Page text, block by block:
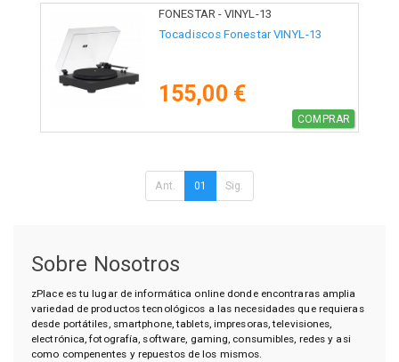
FONESTAR - VINYL-13
Tocadiscos Fonestar VINYL-13
155,00 €
COMPRAR
Ant. 01 Sig.
Sobre Nosotros
zPlace es tu lugar de informática online donde encontraras amplia
variedad de productos tecnológicos a las necesidades que requieras
desde portátiles, smartphone, tablets, impresoras, televisiones,
electrónica, fotografía, software, gaming, consumibles, redes y asi
como compenentes y repuestos de los mismos.